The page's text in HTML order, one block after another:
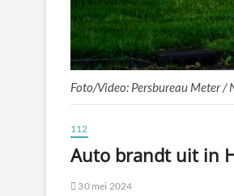
Foto/Video: Persbureau Meter /
112
Auto brandt uit in
30 mei 2024